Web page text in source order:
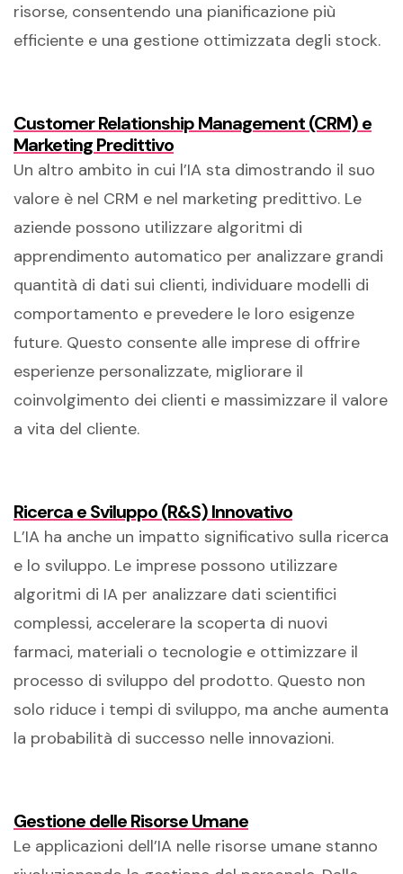
risorse, consentendo una pianificazione più
efficiente e una gestione ottimizzata degli stock.
Customer Relationship Management (CRM) e
Marketing Predittivo
Un altro ambito in cui l’IA sta dimostrando il suo
valore è nel CRM e nel marketing predittivo. Le
aziende possono utilizzare algoritmi di
apprendimento automatico per analizzare grandi
quantità di dati sui clienti, individuare modelli di
comportamento e prevedere le loro esigenze
future. Questo consente alle imprese di offrire
esperienze personalizzate, migliorare il
coinvolgimento dei clienti e massimizzare il valore
a vita del cliente.
Ricerca e Sviluppo (R&S) Innovativo
L’IA ha anche un impatto significativo sulla ricerca
e lo sviluppo. Le imprese possono utilizzare
algoritmi di IA per analizzare dati scientifici
complessi, accelerare la scoperta di nuovi
farmaci, materiali o tecnologie e ottimizzare il
processo di sviluppo del prodotto. Questo non
solo riduce i tempi di sviluppo, ma anche aumenta
la probabilità di successo nelle innovazioni.
Gestione delle Risorse Umane
Le applicazioni dell’IA nelle risorse umane stanno